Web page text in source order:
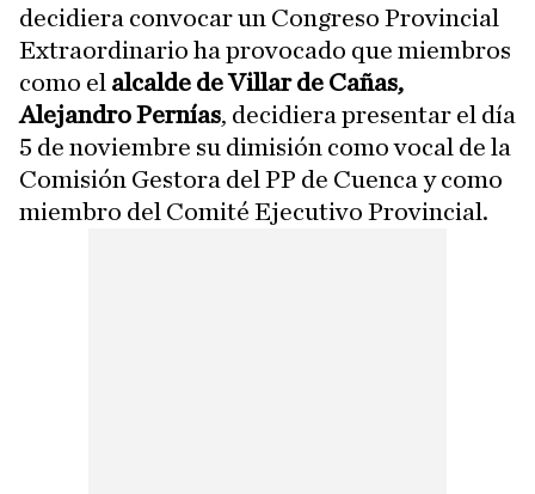
decidiera convocar un Congreso Provincial
Extraordinario ha provocado que miembros
como el alcalde de Villar de Cañas,
Alejandro Pernías, decidiera presentar el día
5 de noviembre su dimisión como vocal de la
Comisión Gestora del PP de Cuenca y como
miembro del Comité Ejecutivo Provincial.